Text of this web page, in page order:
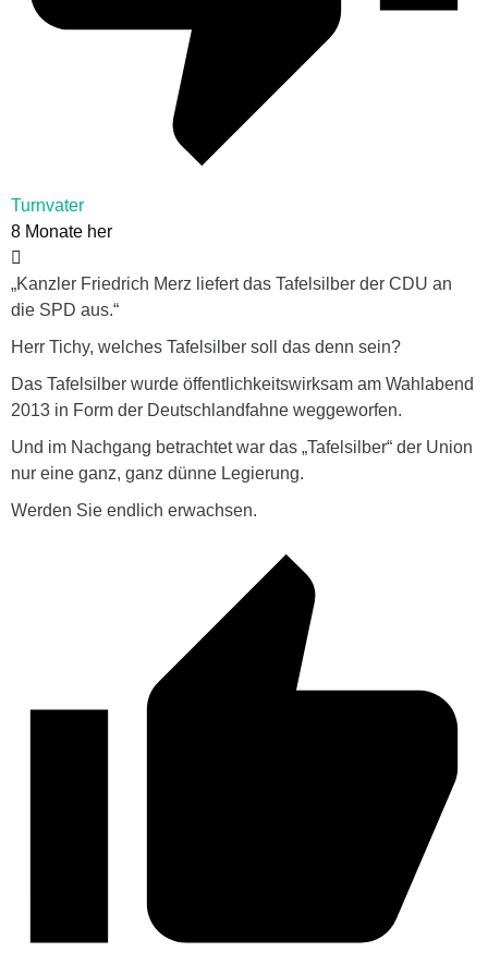
Turnvater
8 Monate her
„Kanzler Friedrich Merz liefert das Tafelsilber der CDU an
die SPD aus.“
Herr Tichy, welches Tafelsilber soll das denn sein?
Das Tafelsilber wurde öffentlichkeitswirksam am Wahlabend
2013 in Form der Deutschlandfahne weggeworfen.
Und im Nachgang betrachtet war das „Tafelsilber“ der Union
nur eine ganz, ganz dünne Legierung.
Werden Sie endlich erwachsen.